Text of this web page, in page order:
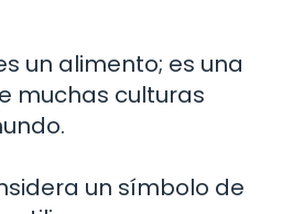
un alimento; es una
muchas culturas
un símbolo de